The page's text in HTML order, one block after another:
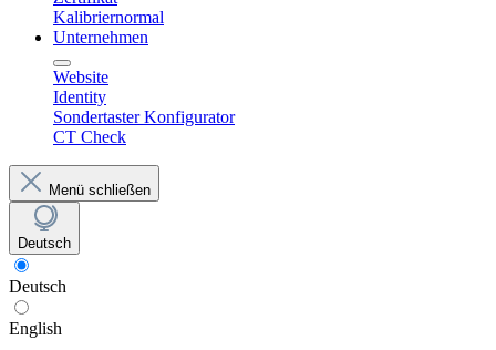
Kalibriernormal
Unternehmen
Website
Identity
Sondertaster Konfigurator
CT Check
Menü schließen
Deutsch
Deutsch
English